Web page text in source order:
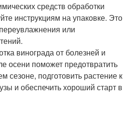
средств обработки
инструкциям на упаковке. Это
или
винограда от болезней и
осени поможет предотвратить
сезоне, подготовить растение к
и обеспечить хороший старт в